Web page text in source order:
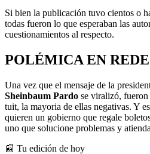
Si bien la publicación tuvo cientos o
todas fueron lo que esperaban las
cuestionamientos al respecto.
POLÉMICA EN
Una vez que el mensaje de la
Sheinbaum Pardo se viralizó, fueron
tuit, la mayoria de ellas negativas. Y
quieren un gobierno que regale
uno que solucione problemas y
📰 Tu edición de hoy